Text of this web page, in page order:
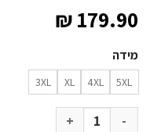
₪179.90
מידה
5XL
4XL
XL
3XL
כמות של מעיל פליז עבה Regatta Garrian II StrmGry(Blk) גברים